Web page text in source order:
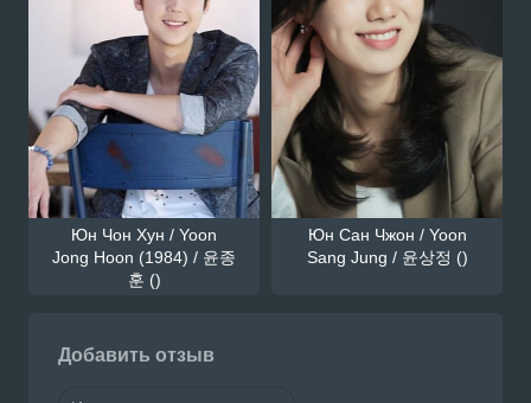
Юн Чон Хун / Yoon
Jong Hoon (1984) / 윤종
훈 ()
Юн Сан Чжон / Yoon
Sang Jung / 윤상정 ()
Добавить отзыв